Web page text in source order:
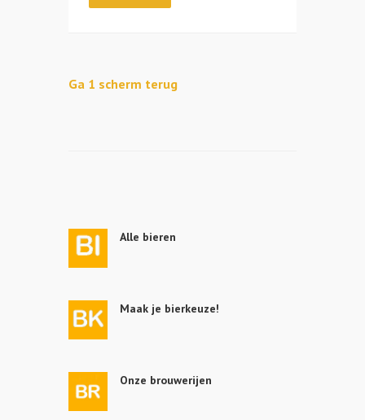
Ga 1 scherm terug
Alle bieren
Maak je bierkeuze!
Onze brouwerijen